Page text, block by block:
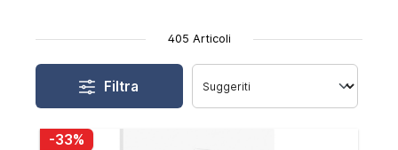
405 Articoli
Filtra
-33%